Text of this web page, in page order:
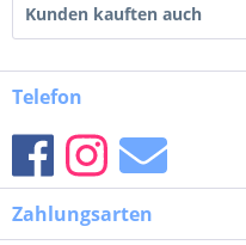
Kunden kauften auch
Telefon
Zahlungsarten